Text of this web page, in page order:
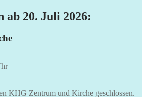
ab 20. Juli 2026:
KHG Zentrum und Kirche geschlossen.